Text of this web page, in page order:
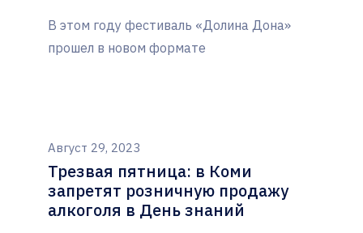
В этом году фестиваль «Долина Дона»
прошел в новом формате
Август 29, 2023
Трезвая пятница: в Коми
запретят розничную продажу
алкоголя в День знаний